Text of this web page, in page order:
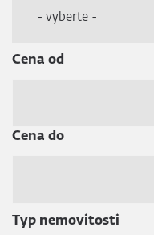
- vyberte -
Cena od
Cena do
Typ nemovitosti